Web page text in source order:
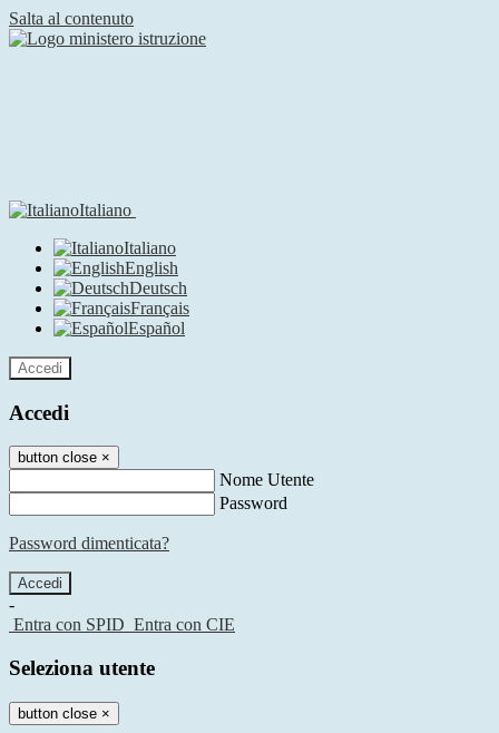
Salta al contenuto
Italiano
Italiano
English
Deutsch
Français
Español
Accedi
Accedi
button close ×
Nome Utente
Password
Password dimenticata?
-
Entra con SPID Entra con CIE
Seleziona utente
button close ×